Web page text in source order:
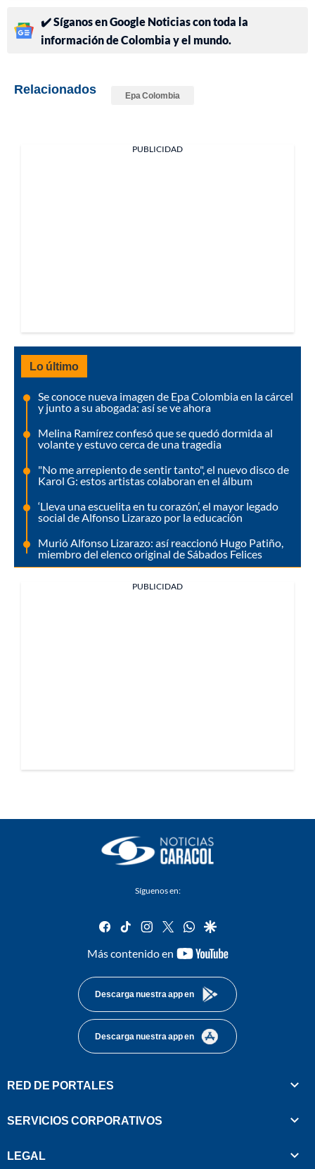
✔️ Síganos en Google Noticias con toda la
información de Colombia y el mundo.
Relacionados Epa Colombia
PUBLICIDAD
Lo último
Se conoce nueva imagen de Epa Colombia en la cárcel
y junto a su abogada: así se ve ahora
Melina Ramírez confesó que se quedó dormida al
volante y estuvo cerca de una tragedia
"No me arrepiento de sentir tanto", el nuevo disco de
Karol G: estos artistas colaboran en el álbum
‘Lleva una escuelita en tu corazón’, el mayor legado
social de Alfonso Lizarazo por la educación
Murió Alfonso Lizarazo: así reaccionó Hugo Patiño,
miembro del elenco original de Sábados Felices
PUBLICIDAD
Síguenos en:
facebook
tiktok instagram
twitterwhatsapp
google
Más contenido en
youtube-
Descarga nuestra app en
Descarga nuestra app en
RED DE PORTALES
SERVICIOS CORPORATIVOS
LEGAL